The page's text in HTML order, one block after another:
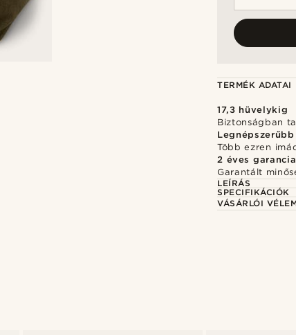
TERMÉK ADATAI
17,3 hüvelykig
Biztonságban
Legnépszerűbb
Több ezren
2 éves garancia
Garantált
LEÍRÁS
SPECIFIKÁCIÓK
VÁSÁRLÓI